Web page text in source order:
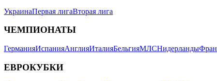
УкраинаПервая лигаВторая лига
ЧЕМПИОНАТЫ
ГерманияИспанияАнглияИталияБельгияМЛСНидерланды
ЕВРОКУБКИ